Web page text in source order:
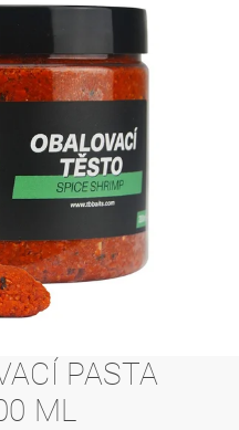
PASTA
ML